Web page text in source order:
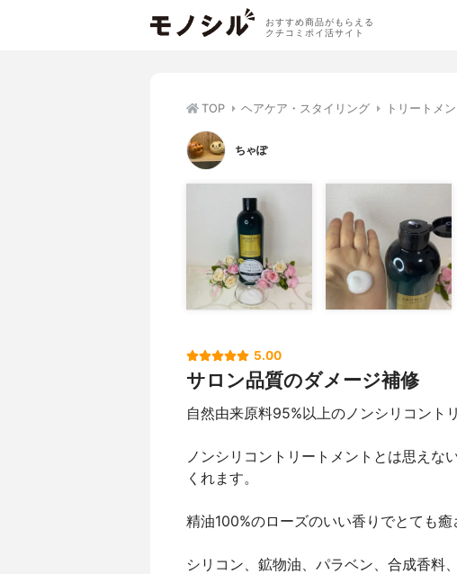
おすすめ商品がもらえる
クチコミポイ活サイト
TOP ヘアケア・スタイリング トリートメン
ちゃぽ
5.00
サロン品質のダメージ補修
自然由来原料95%以上のノンシリコント
ノンシリコントリートメントとは思えな
くれます。
精油100%のローズのいい香りでとても癒
シリコン、鉱物油、パラベン、合成香料